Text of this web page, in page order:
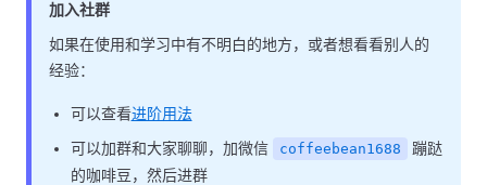
加入社群
如果在使用和学习中有不明白的地方，或者想看看别人的
经验：
可以查看进阶用法
可以加群和大家聊聊，加微信
coffeebean1688
蹦跶
的咖啡豆，然后进群